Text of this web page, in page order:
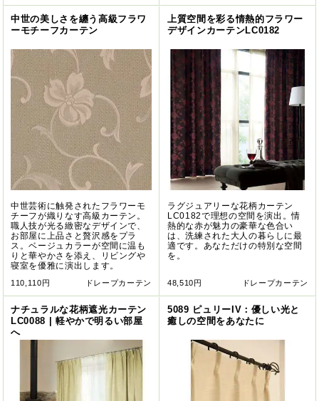
中世の美しさを纏う高級フラワ
ーモチーフカーテン
中世芸術に触発されたフラワーモ
チーフが織りなす高級カーテン。
職人技が光る緻密なデザインで、
お部屋に上品さと贅沢感をプラ
ス。ベージュカラーが空間に温も
りと華やかさを添え、リビングや
寝室を優雅に演出します。
110,110円 ドレープカーテン
上質空間を彩る情熱的フラワー
デザインカーテンLC0182
ラグジュアリーな花柄カーテン
LC0182で理想の空間を演出。情
熱的な赤が魅力の豪華な色合い
は、洗練された大人の暮らしに最
適です。あなただけの特別な空間
を。
48,510円 ドレープカーテン
ナチュラルな花柄遮光カーテン
LC0088 | 軽やかで明るい部屋
へ
5089 ピュリーIV：優しい光と
癒しの空間をあなたに